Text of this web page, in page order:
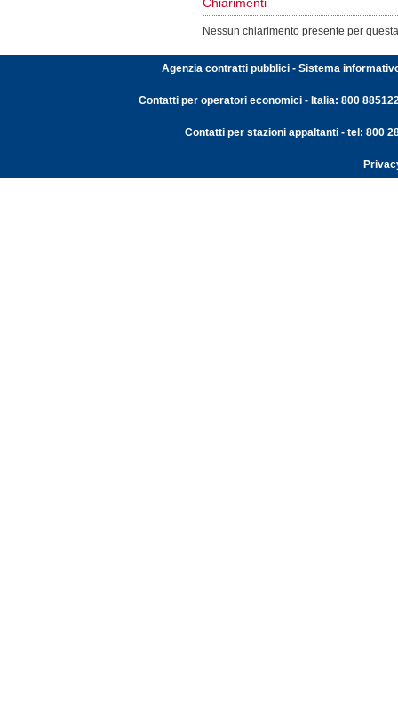
Chiarimenti
Nessun chiarimento presente per
Agenzia contratti pubblici - Sistema
Contatti per operatori economici - Italia: 800
Contatti per stazioni appaltanti - tel: 800